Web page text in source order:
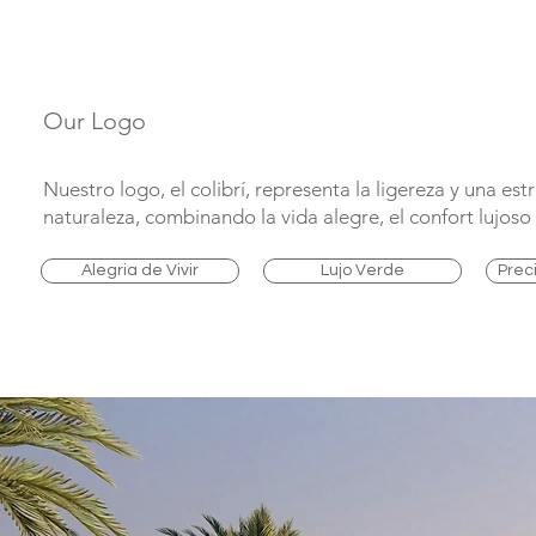
Our Logo
Nuestro logo, el colibrí, representa la ligereza y una
naturaleza, combinando la vida alegre, el confort
Alegria de Vivir Lujo Verde